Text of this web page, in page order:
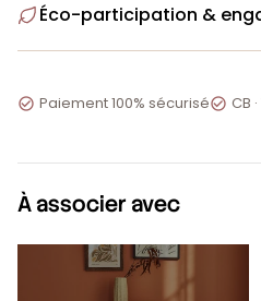
Éco-participation &
 Paiement 100% sécurisé CB
À associer avec